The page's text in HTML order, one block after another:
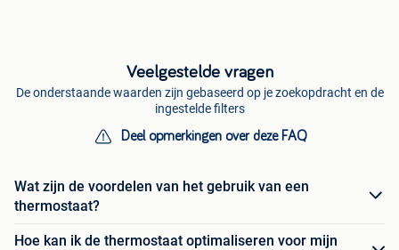
Veelgestelde vragen
De onderstaande waarden zijn gebaseerd op je zoekopdracht en de
ingestelde filters
Deel opmerkingen over deze FAQ
Wat zijn de voordelen van het gebruik van een
thermostaat?
Hoe kan ik de thermostaat optimaliseren voor mijn